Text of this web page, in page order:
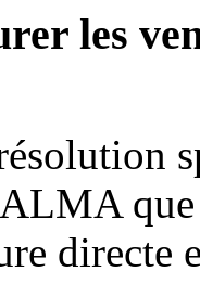
les
directe